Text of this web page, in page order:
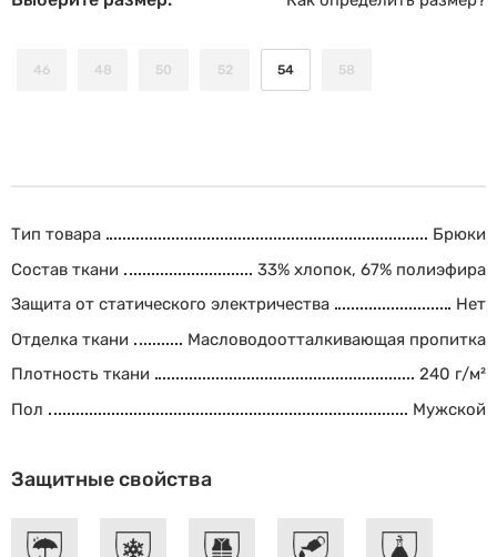
46 48 50 52 54 58
Тип товара
Брюки
Состав ткани
33% хлопок, 67% полиэфира
Защита от статического электричества
Нет
Отделка ткани
Масловодоотталкивающая пропитка
Плотность ткани
240 г/м²
Пол
Мужской
Защитные свойства